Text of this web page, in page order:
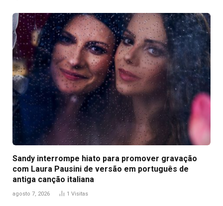
Sandy interrompe hiato para promover gravação
com Laura Pausini de versão em português de
antiga canção italiana
agosto 7, 2026 1 Visitas